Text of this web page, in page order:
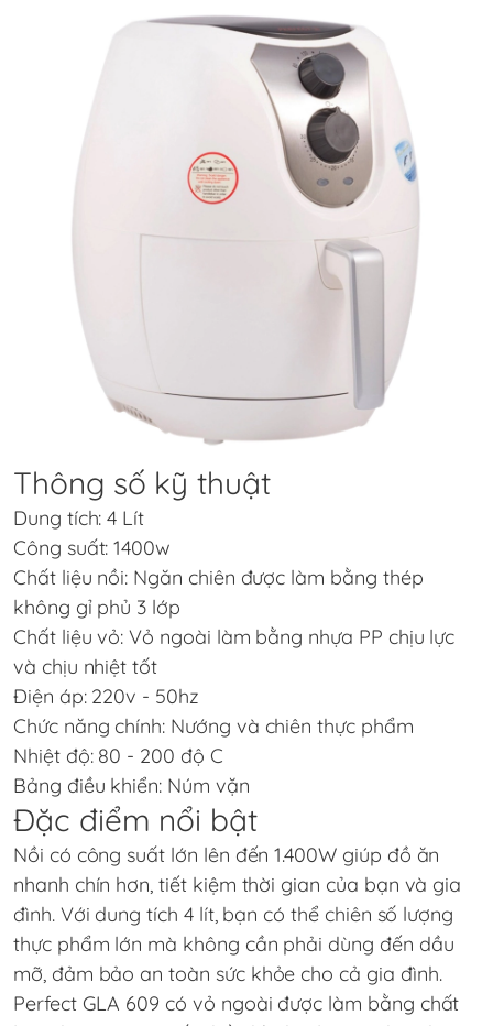
Thông số kỹ thuật
Dung tích: 4 Lít
Công suất: 1400w
Chất liệu nồi: Ngăn chiên được làm bằng thép
không gỉ phủ 3 lớp
Chất liệu vỏ: Vỏ ngoài làm bằng nhựa PP chịu lực
và chịu nhiệt tốt
Điện áp: 220v - 50hz
Chức năng chính: Nướng và chiên thực phẩm
Nhiệt độ: 80 - 200 độ C
Bảng điều khiển: Núm vặn
Đặc điểm nổi bật
Nồi có công suất lớn lên đến 1.400W giúp đồ ăn
nhanh chín hơn, tiết kiệm thời gian của bạn và gia
đình. Với dung tích 4 lít, bạn có thể chiên số lượng
thực phẩm lớn mà không cần phải dùng đến dầu
mỡ, đảm bảo an toàn sức khỏe cho cả gia đình.
Perfect GLA 609 có vỏ ngoài được làm bằng chất